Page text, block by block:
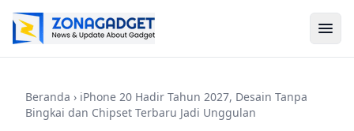
Beranda › iPhone 20 Hadir Tahun 2027, Desain Tanpa
Bingkai dan Chipset Terbaru Jadi Unggulan